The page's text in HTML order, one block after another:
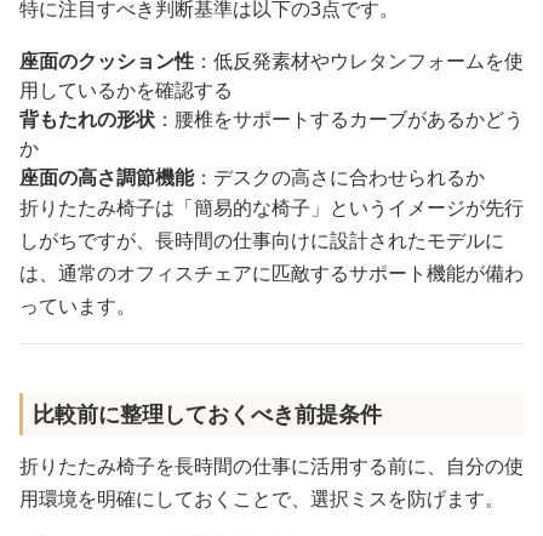
特に注目すべき判断基準は以下の3点です。
座面のクッション性 ：低反発素材やウレタンフォームを使
用しているかを確認する
背もたれの形状 ：腰椎をサポートするカーブがあるかどう
か
座面の高さ調節機能：デスクの高さに合わせられるか
折りたたみ椅子は「簡易的な椅子」というイメージが先行
しがちですが、長時間の仕事向けに設計されたモデルに
は、通常のオフィスチェアに匹敵するサポート機能が備わ
っています。
比較前に整理しておくべき前提条件
折りたたみ椅子を長時間の仕事に活用する前に、自分の使
用環境を明確にしておくことで、選択ミスを防げます。